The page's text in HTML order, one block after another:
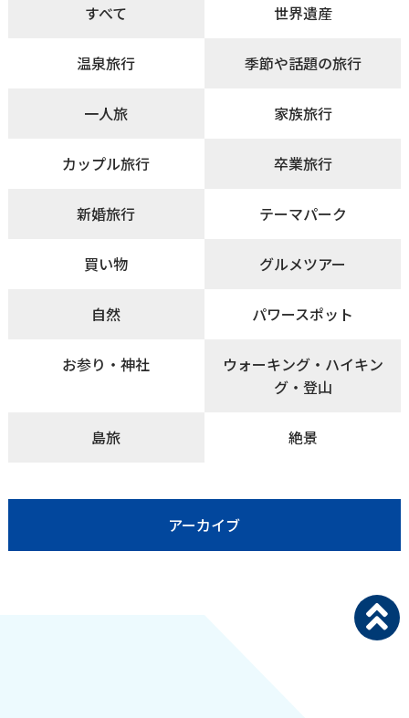
すべて 世界遺産
温泉旅行 季節や話題の旅行
一人旅 家族旅行
カップル旅行 卒業旅行
新婚旅行 テーマパーク
買い物 グルメツアー
自然 パワースポット
お参り・神社
ウォーキング・ハイキン
グ・登山
島旅 絶景
アーカイブ